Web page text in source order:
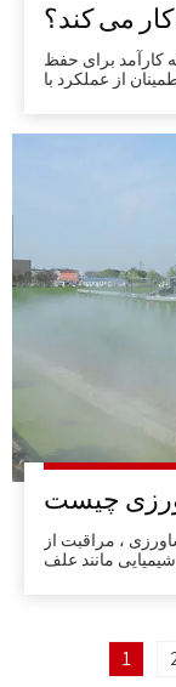
می کند؟
برای حفظ
از عملکرد با
و حداقل می شوند
چیست
، مراقبت از
مانند علف
1